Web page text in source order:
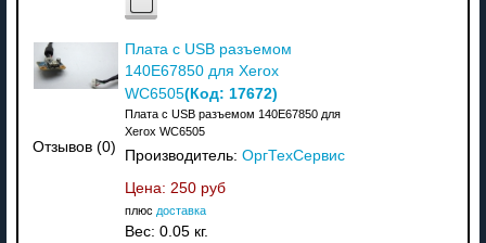
Отзывов (0)
Плата с USB разъемом
140E67850 для Xerox
WC6505(Код: 17672)
Плата с USB разъемом 140E67850 для
Xerox WC6505
Производитель: ОргТехСервис
Цена: 250 руб
плюс доставка
Вес: 0.05 кг.